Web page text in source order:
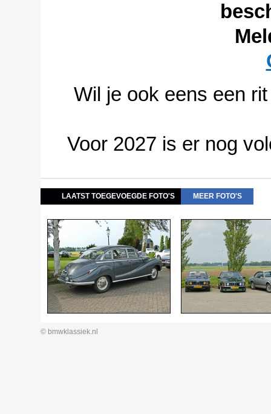
Wil je ook eens een
Voor 2027 is er nog
LAATST TOEGEVOEGDE FOTO'S MEER FOTO'S
© bmwklassiek.nl